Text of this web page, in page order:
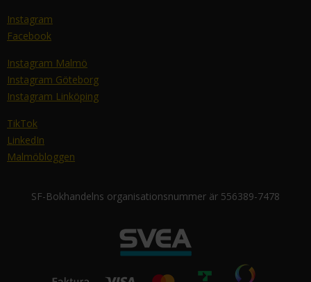
Instagram
Facebook
Instagram Malmö
Instagram Göteborg
Instagram Linköping
TikTok
LinkedIn
Malmöbloggen
SF-Bokhandelns organisationsnummer är 556389-7478